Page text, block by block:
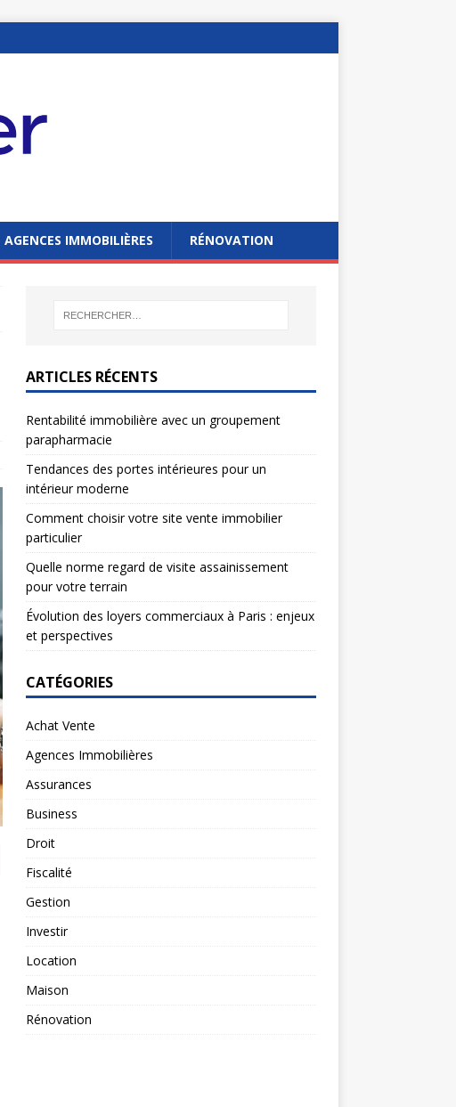
AGENCES IMMOBILIÈRES RÉNOVATION
ARTICLES RÉCENTS
Rentabilité immobilière avec un groupement
parapharmacie
Tendances des portes intérieures pour un
intérieur moderne
Comment choisir votre site vente immobilier
particulier
Quelle norme regard de visite assainissement
pour votre terrain
Évolution des loyers commerciaux à Paris : enjeux
et perspectives
CATÉGORIES
Achat Vente
Agences Immobilières
Assurances
Business
Droit
Fiscalité
Gestion
Investir
Location
Maison
Rénovation